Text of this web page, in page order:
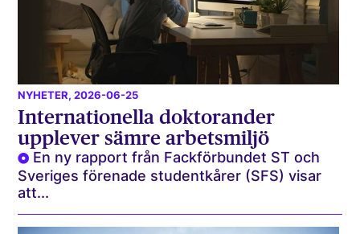
NYHETER, 2026-06-25
Internationella doktorander
upplever sämre arbetsmiljö
En ny rapport från Fackförbundet ST och
Sveriges förenade studentkårer (SFS) visar
att...